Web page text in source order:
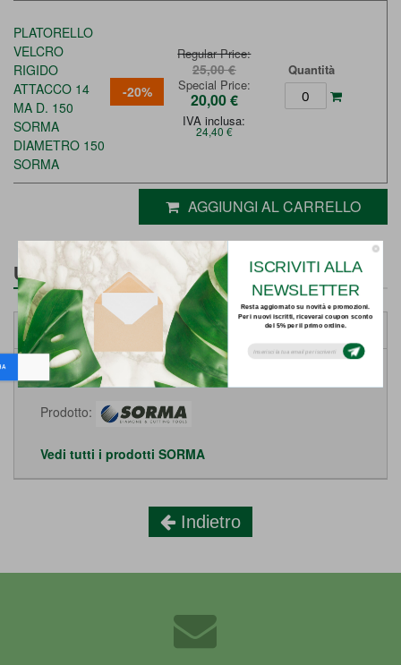
ISCRIVITI ALLA
NEWSLETTER
Resta aggiornato su novità e promozioni.
Per i nuovi iscritti, riceverai coupon sconto
del 5% per il primo ordine.
PLATORELLO
VELCRO
RIGIDO
ATTACCO 14
MA D. 150
SORMA
DIAMETRO 150
SORMA
-20%
Regular Price
25,00 €
Special Price
20,00 €
IVA inclusa:
24,40 €
Quantità
AGGIUNGI AL CARRELLO
ULTERIORI INFORMAZIONI
DETTAGLI
Weight 0.12 Kg
Prodotto:
Vedi tutti i prodotti SORMA
Indietro